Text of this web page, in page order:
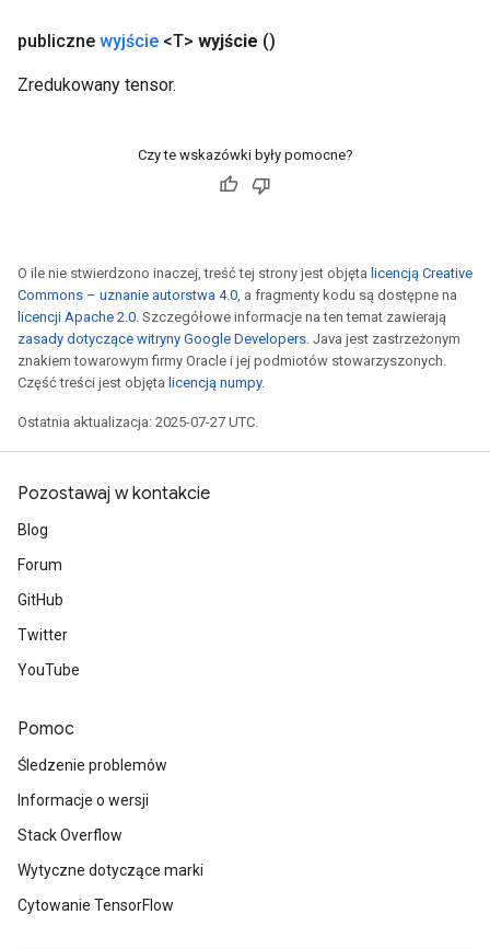
publiczne wyjście <T> wyjście ()
Zredukowany tensor.
Czy te wskazówki były pomocne?
O ile nie stwierdzono inaczej, treść tej strony jest objęta licencją Creative
Commons – uznanie autorstwa 4.0, a fragmenty kodu są dostępne na
licencji Apache 2.0. Szczegółowe informacje na ten temat zawierają
zasady dotyczące witryny Google Developers. Java jest zastrzeżonym
znakiem towarowym firmy Oracle i jej podmiotów stowarzyszonych.
Część treści jest objęta licencją numpy.
Ostatnia aktualizacja: 2025-07-27 UTC.
Pozostawaj w kontakcie
Blog
Forum
GitHub
Twitter
YouTube
Pomoc
Śledzenie problemów
Informacje o wersji
Stack Overflow
Wytyczne dotyczące marki
Cytowanie TensorFlow